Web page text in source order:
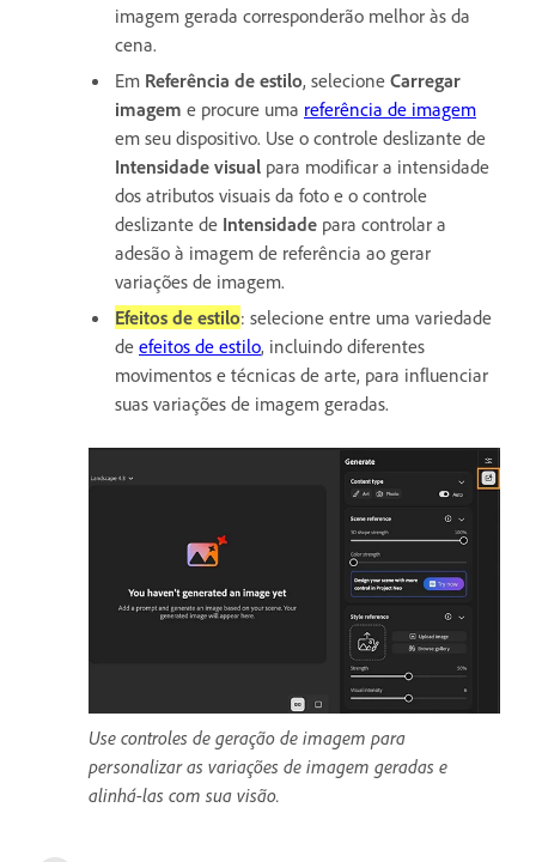
imagem gerada corresponderão melhor às da
cena.
Em Referência de estilo, selecione Carregar
imagem e procure uma referência de imagem
em seu dispositivo. Use o controle deslizante de
Intensidade visual para modificar a intensidade
dos atributos visuais da foto e o controle
deslizante de Intensidade para controlar a
adesão à imagem de referência ao gerar
variações de imagem.
Efeitos de estilo: selecione entre uma variedade
de efeitos de estilo, incluindo diferentes
movimentos e técnicas de arte, para influenciar
suas variações de imagem geradas.
Use controles de geração de imagem para
personalizar as variações de imagem geradas e
alinhá-las com sua visão.